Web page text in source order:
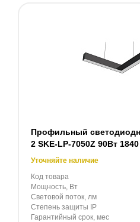
Профильный
2 SKE-LP-7050Z 90Вт
Уточняйте наличие
Код товара
Мощность, Вт
Световой поток, лм
Степень защиты IP
Гарантийный срок, мес